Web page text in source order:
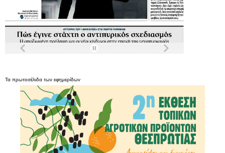
Τα πρωτοσέλιδα των εφημερίδων